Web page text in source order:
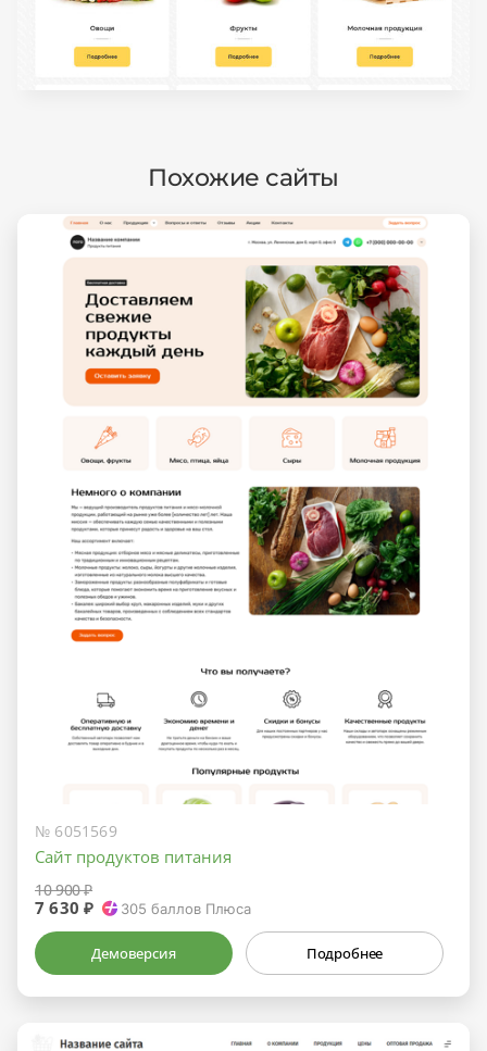
Похожие сайты
№ 6051569
Сайт продуктов питания
10 900 ₽
7 630 ₽ 305 баллов Плюса
Демоверсия Подробнее